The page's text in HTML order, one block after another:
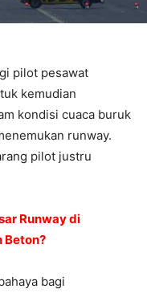
pilot pesawat
kemudian
kondisi cuaca buruk
runway.
pilot justru
Runway di
Beton?
bagi